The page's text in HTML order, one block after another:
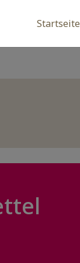
Startseite